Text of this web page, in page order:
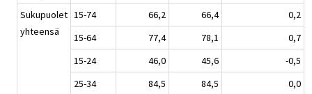
Sukupuolet
yhteensä
15-74 66,2 66,4
0,2
15-64
77,4 78,1
0,7
15-24
46,0 45,6
-0,5
25-34
84,5 84,5
0,0